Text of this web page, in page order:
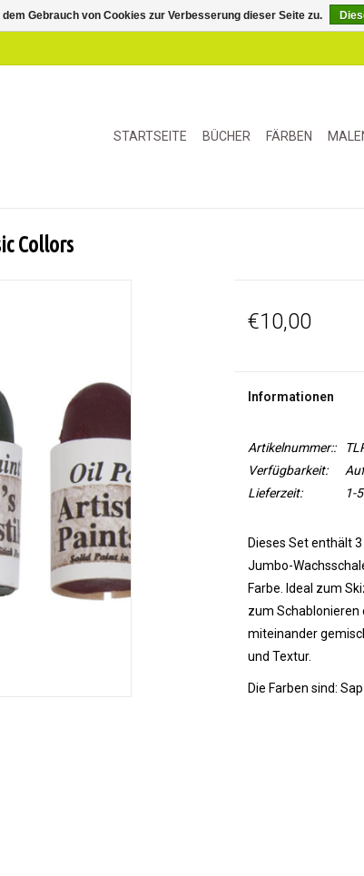
STARTSEITE BÜCHER FÄRBEN
Collors
€10,00
Informationen
Artikelnummer::
Verfügbarkeit:
Lieferzeit:
1-
Dieses Set enthält
Jumbo-
Farbe. Ideal zum
zum Schablonieren
miteinander
und Textur.
Die Farben sind:
Gebrauch von Cookies zur Verbesserung dieser Seite zu.